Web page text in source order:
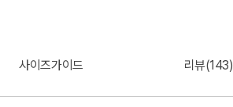
사이즈가이드 리뷰(143)